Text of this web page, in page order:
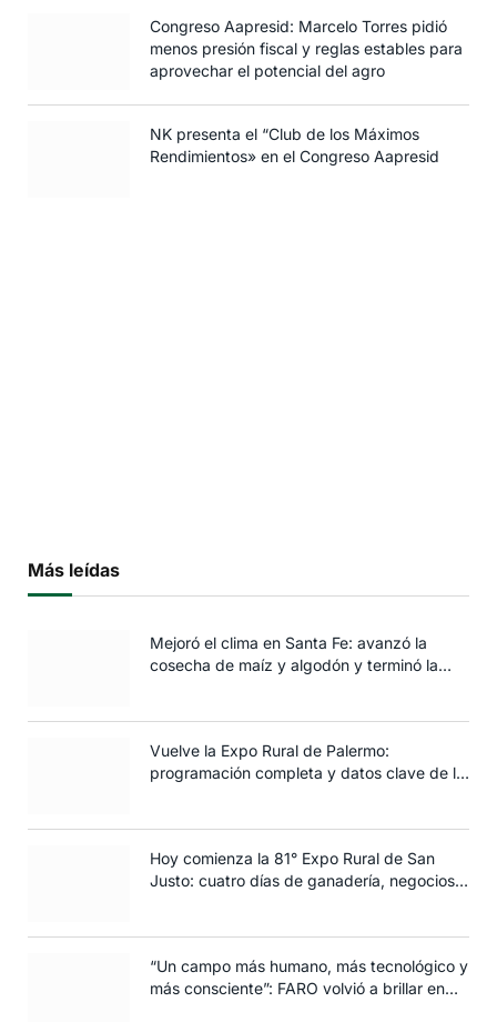
Congreso Aapresid: Marcelo Torres pidió
menos presión fiscal y reglas estables para
aprovechar el potencial del agro
NK presenta el “Club de los Máximos
Rendimientos» en el Congreso Aapresid
Más leídas
Mejoró el clima en Santa Fe: avanzó la
cosecha de maíz y algodón y terminó la
Vuelve la Expo Rural de Palermo:
programación completa y datos clave de la
Hoy comienza la 81° Expo Rural de San
Justo: cuatro días de ganadería, negocios y
“Un campo más humano, más tecnológico y
más consciente”: FARO volvió a brillar en